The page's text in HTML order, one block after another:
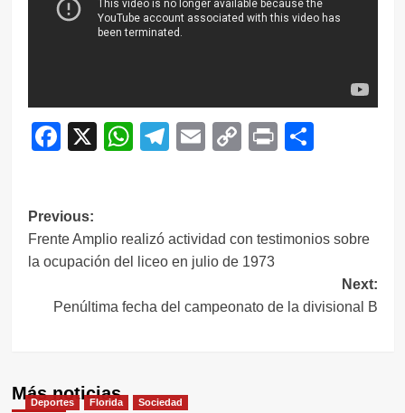
Facebook
X WhatsApp
Telegram
EmailCopy
Print
Navegación
de
entradas
Previous:
Frente Amplio realizó actividad con testimonios sobre
la ocupación del liceo en julio de 1973
Next:
Penúltima fecha del campeonato de la divisional B
Más noticias
Deportes Florida Sociedad